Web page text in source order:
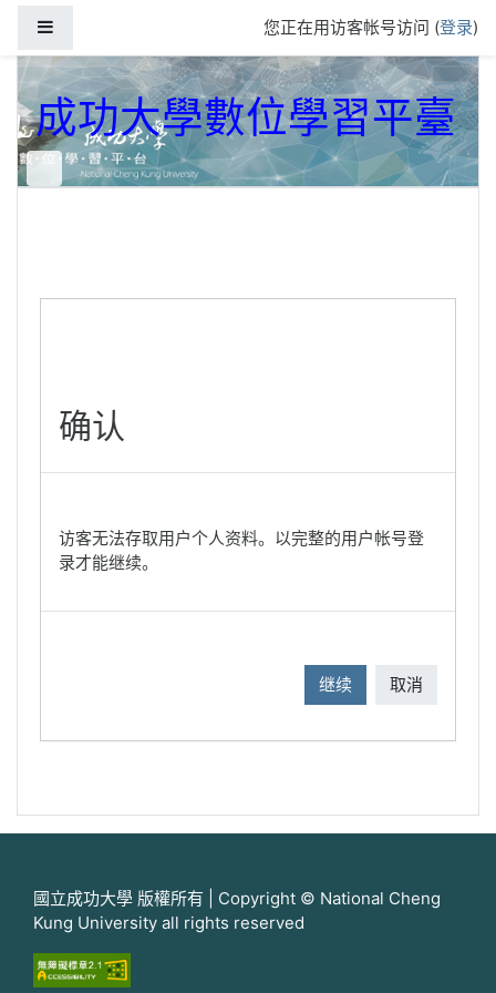
您正在用访客帐号访问 (登录)
成功大學數位學習平臺
确认
访客无法存取用户个人资料。以完整的用户帐号登
录才能继续。
继续 取消
國立成功大學 版權所有 | Copyright © National Cheng
Kung University all rights reserved